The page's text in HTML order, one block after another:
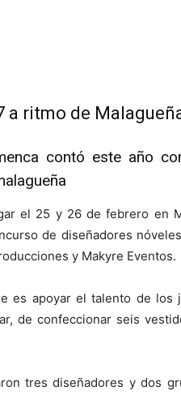
a ritmo de
contó este año
el 25 y 26 de febrero en
de diseñadores
y Makyre Eventos.
es apoyar el talento de
de confeccionar seis
tres diseñadores y dos